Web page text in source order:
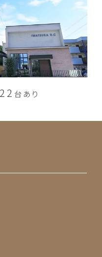
22 台あり